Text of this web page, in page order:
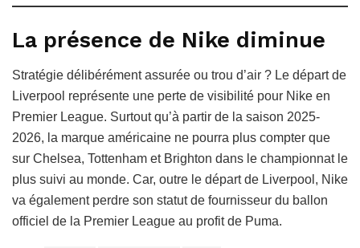
La présence de Nike diminue
Stratégie délibérément assurée ou trou d’air ? Le départ de
Liverpool représente une perte de visibilité pour Nike en
Premier League. Surtout qu’à partir de la saison 2025-
2026, la marque américaine ne pourra plus compter que
sur Chelsea, Tottenham et Brighton dans le championnat le
plus suivi au monde. Car, outre le départ de Liverpool, Nike
va également perdre son statut de fournisseur du ballon
officiel de la Premier League au profit de Puma.